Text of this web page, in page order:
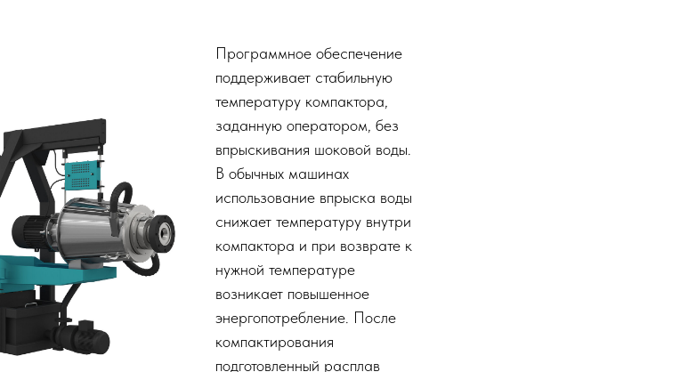
Программное обеспечение
поддерживает стабильную
температуру компактора,
заданную оператором, без
впрыскивания шоковой воды.
В обычных машинах
использование впрыска воды
снижает температуру внутри
компактора и при возврате к
нужной температуре
возникает повышенное
энергопотребление. После
компактирования
подготовленный расплав